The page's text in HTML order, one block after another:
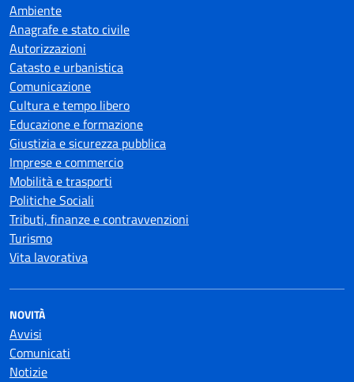
Ambiente
Anagrafe e stato civile
Autorizzazioni
Catasto e urbanistica
Comunicazione
Cultura e tempo libero
Educazione e formazione
Giustizia e sicurezza pubblica
Imprese e commercio
Mobilità e trasporti
Politiche Sociali
Tributi, finanze e contravvenzioni
Turismo
Vita lavorativa
NOVITÀ
Avvisi
Comunicati
Notizie